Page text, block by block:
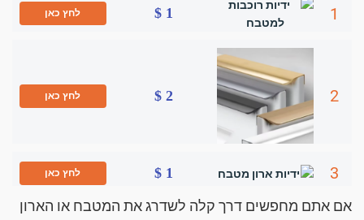
1
1 $ לחץ כאן
2
2 $ לחץ כאן
3
1 $ לחץ כאן
אם אתם מחפשים דרך קלה לשדרג את המטבח או הארון